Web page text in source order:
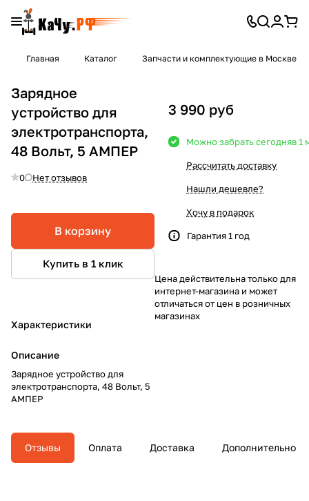
Главная Каталог Запчасти и комплектующие в Москве
Зарядное
устройство для
электротранспорта,
48 Вольт, 5 АМПЕР
0 Нет отзывов
В корзину
Купить в 1 клик
Характеристики
Описание
Зарядное устройство для
электротранспорта, 48 Вольт, 5
АМПЕР
3 990 руб
Можно забрать сегодняв 1
Рассчитать доставку
Нашли дешевле?
Хочу в подарок
Гарантия 1 год
Цена действительна только для
интернет-магазина и может
отличаться от цен в розничных
магазинах
Отзывы Оплата Доставка Дополнительно